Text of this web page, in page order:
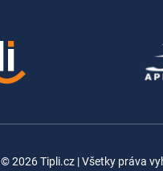
© 2026 Tipli.cz | Všetky práva